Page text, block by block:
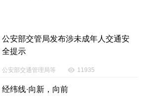
公安部交管局发布涉未成年人交通安
全提示
公安部交通管理局等 11935
经纬线·向新，向前